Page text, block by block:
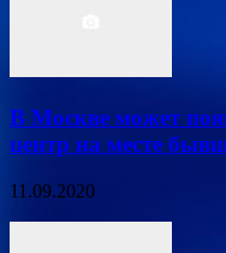
В Москве может
центр на месте
11.09.2020